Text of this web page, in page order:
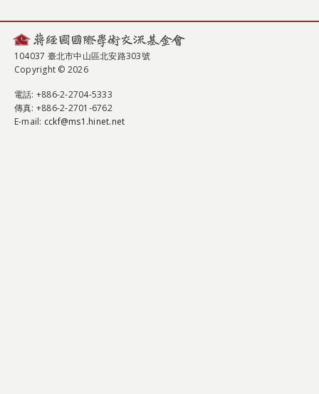
104037 臺北市中山區北安路303號
Copyright © 2026
電話: +886-2-2704-5333
傳真: +886-2-2701-6762
E-mail: cckf@ms1.hinet.net